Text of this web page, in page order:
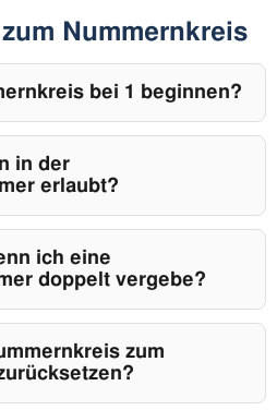
Nummernkreis
bei 1 beginnen?
in der
erlaubt?
ich eine
doppelt vergebe?
zum